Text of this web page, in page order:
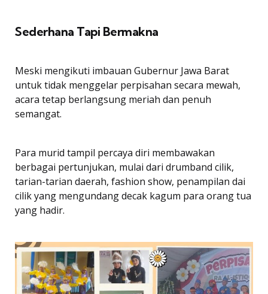
Sederhana Tapi Bermakna
Meski mengikuti imbauan Gubernur Jawa Barat
untuk tidak menggelar perpisahan secara mewah,
acara tetap berlangsung meriah dan penuh
semangat.
Para murid tampil percaya diri membawakan
berbagai pertunjukan, mulai dari drumband cilik,
tarian-tarian daerah, fashion show, penampilan dai
cilik yang mengundang decak kagum para orang tua
yang hadir.